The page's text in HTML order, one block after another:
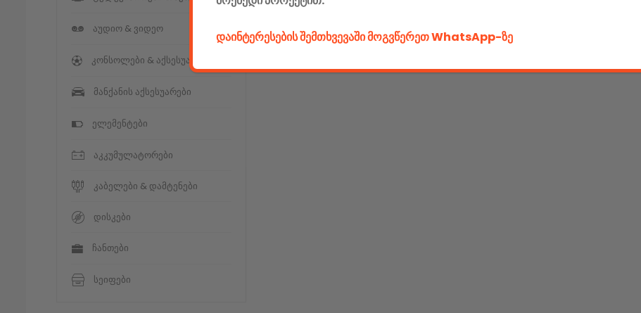
აუდიო & ვიდეო
კონსოლები & აქსესუარები
მანქანის აქსესუარები
ელემენტები
აკკუმულატორები
კაბელები & დამტენები
დისკები
ჩანთები
სეიფები
დაინტერესების შემთხვევაში მოგვწერეთ WhatsApp-ზე